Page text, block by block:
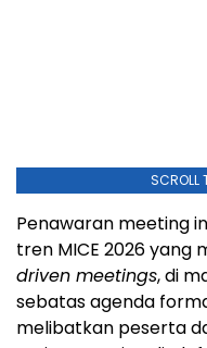
SCROLL
Penawaran meeting
tren MICE 2026 yang
driven meetings, di
sebatas agenda
melibatkan peserta